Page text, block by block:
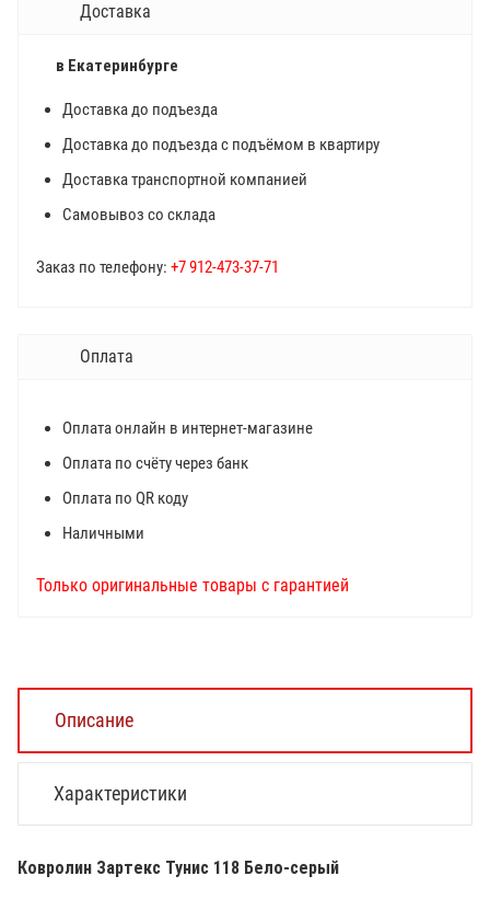
Доставка
в Екатеринбурге
Доставка до подъезда
Доставка до подъезда с подъёмом в квартиру
Доставка транспортной компанией
Самовывоз со склада
Заказ по телефону: +7 912-473-37-71
Оплата
Оплата онлайн в интернет-магазине
Оплата по счёту через банк
Оплата по QR коду
Наличными
Только оригинальные товары с гарантией
Описание
Характеристики
Ковролин Зартекс Тунис 118 Бело-серый